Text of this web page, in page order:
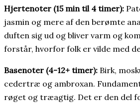
Hjertenoter (15 min til 4 timer):
jasmin og mere af den berømte
duften sig ud og bliver varm og
forstår, hvorfor folk er vilde med
Basenoter (4-12+ timer): Birk,
cedertræ og ambroxan.
røget og træagtig. Det er den del